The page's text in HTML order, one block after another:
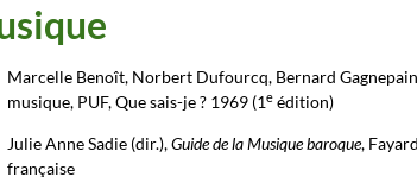
Marcelle Benoît, Norbert Dufourcq, Bernard
musique, PUF, Que sais-je ? 1969 (1e édition)
Julie Anne Sadie (dir.),Guide de la Musique baroque,
française